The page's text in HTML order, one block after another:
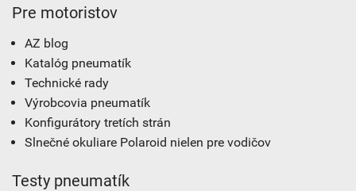
Pre motoristov
AZ blog
Katalóg pneumatík
Technické rady
Výrobcovia pneumatík
Konfigurátory tretích strán
Slnečné okuliare Polaroid nielen pre vodičov
Testy pneumatík